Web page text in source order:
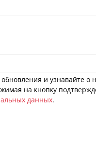
и узнавайте о
на кнопку
данных.